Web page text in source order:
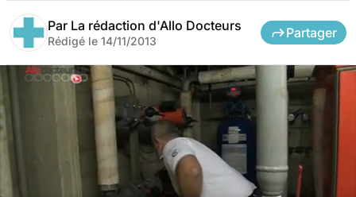
Par La rédaction d'Allo Docteurs
Rédigé le 14/11/2013
Partager